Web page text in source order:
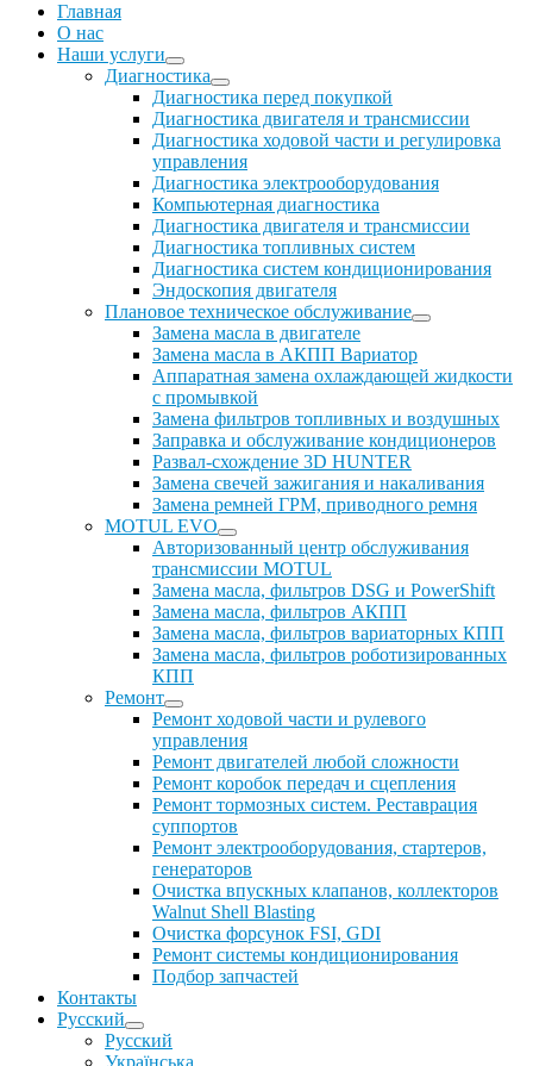
Главная
О нас
Наши услуги
Диагностика
Диагностика перед покупкой
Диагностика двигателя и трансмиссии
Диагностика ходовой части и регулировка
управления
Диагностика электрооборудования
Компьютерная диагностика
Диагностика двигателя и трансмиссии
Диагностика топливных систем
Диагностика систем кондиционирования
Эндоскопия двигателя
Плановое техническое обслуживание
Замена масла в двигателе
Замена масла в АКПП Вариатор
Аппаратная замена охлаждающей жидкости
с промывкой
Замена фильтров топливных и воздушных
Заправка и обслуживание кондиционеров
Развал-схождение 3D HUNTER
Замена свечей зажигания и накаливания
Замена ремней ГРМ, приводного ремня
MOTUL EVO
Авторизованный центр обслуживания
трансмиссии MOTUL
Замена масла, фильтров DSG и PowerShift
Замена масла, фильтров АКПП
Замена масла, фильтров вариаторных КПП
Замена масла, фильтров роботизированных
КПП
Ремонт
Ремонт ходовой части и рулевого
управления
Ремонт двигателей любой сложности
Ремонт коробок передач и сцепления
Ремонт тормозных систем. Реставрация
суппортов
Ремонт электрооборудования, стартеров,
генераторов
Очистка впускных клапанов, коллекторов
Walnut Shell Blasting
Очистка форсунок FSI, GDI
Ремонт системы кондиционирования
Подбор запчастей
Контакты
Русский
Русский
Українська